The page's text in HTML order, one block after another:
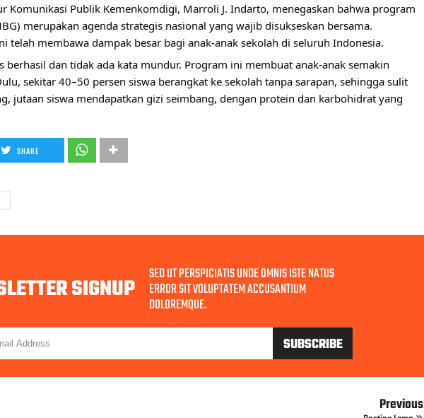
Komunikasi Publik Kemenkomdigi, Marroli J. Indarto, menegaskan bahwa program
merupakan agenda strategis nasional yang wajib disukseskan bersama.
telah membawa dampak besar bagi anak-anak sekolah di seluruh Indonesia.
berhasil dan tidak ada kata mundur. Program ini membuat anak-anak semakin
sekitar 40–50 persen siswa berangkat ke sekolah tanpa sarapan, sehingga sulit
jutaan siswa mendapatkan gizi seimbang, dengan protein dan karbohidrat yang
SHARE
SIGNUP SED UT PERSPICIATIS UNDE OMNIS ISTE NATUS
ERROR SIT VOLUPTATEM ACCUSANTIUM
DOLOREMQUE.
Previous